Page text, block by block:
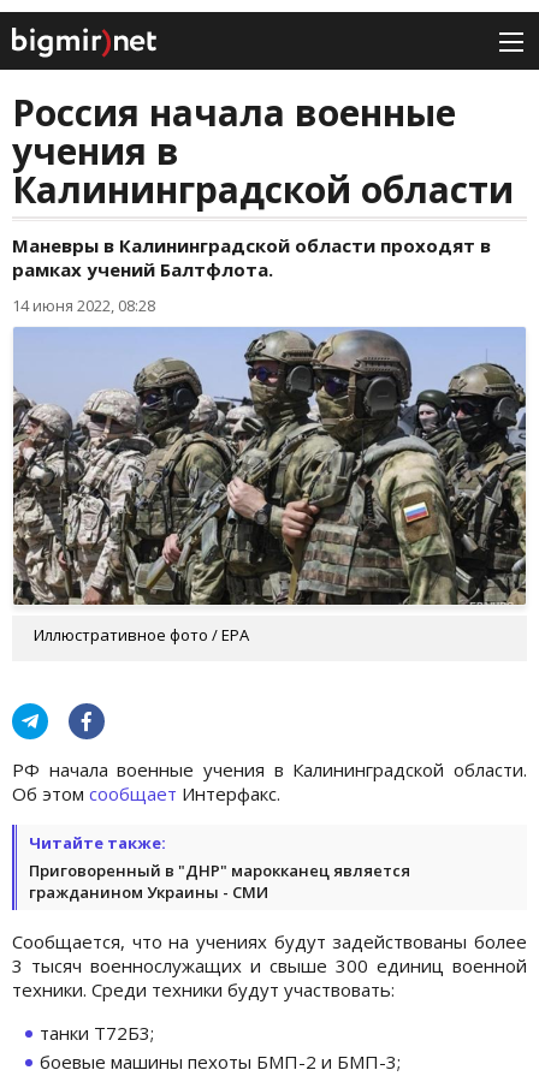
Россия начала военные
учения в
Калининградской области
Маневры в Калининградской области проходят в
рамках учений Балтфлота.
14 июня 2022, 08:28
Иллюстративное фото / EPA
РФ начала военные учения в Калининградской области.
Об этом сообщает Интерфакс.
Читайте также:
Приговоренный в "ДНР" марокканец является
гражданином Украины - СМИ
Сообщается, что на учениях будут задействованы более
3 тысяч военнослужащих и свыше 300 единиц военной
техники. Среди техники будут участвовать:
танки Т72Б3;
боевые машины пехоты БМП-2 и БМП-3;